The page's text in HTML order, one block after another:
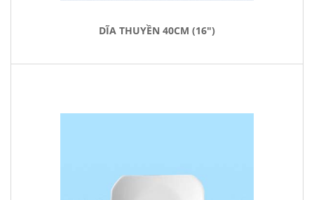
DĨA THUYỀN 40CM (16")